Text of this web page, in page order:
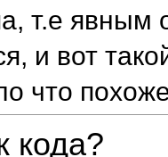
т.е явным
и вот
что
кода?